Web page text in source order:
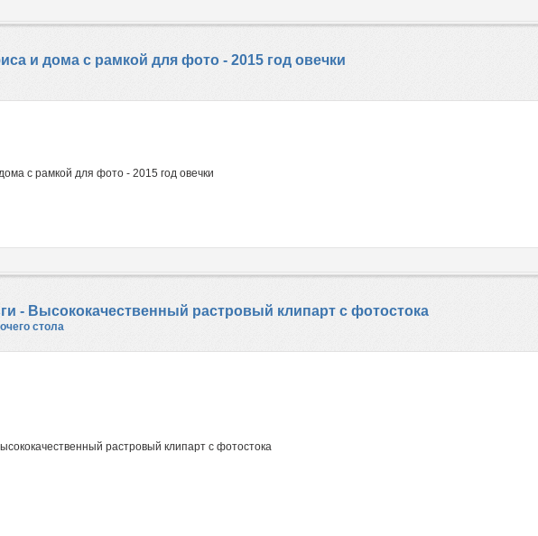
и дома с рамкой для фото - 2015 год овечки
с рамкой для фото - 2015 год овечки
- Высококачественный растровый клипарт с фотостока
стола
растровый клипарт с фотостока